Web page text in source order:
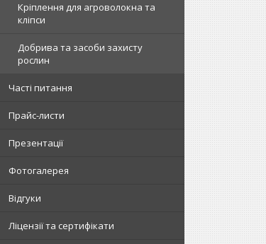
Кріплення для агроволокна та
кліпси
Добрива та засоби захисту
рослин
Часті питання
Прайс-листи
Презентації
Фотогалерея
Відгуки
Ліцензії та сертифікати